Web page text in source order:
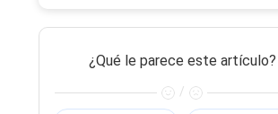
¿Qué le parece este artículo?
/